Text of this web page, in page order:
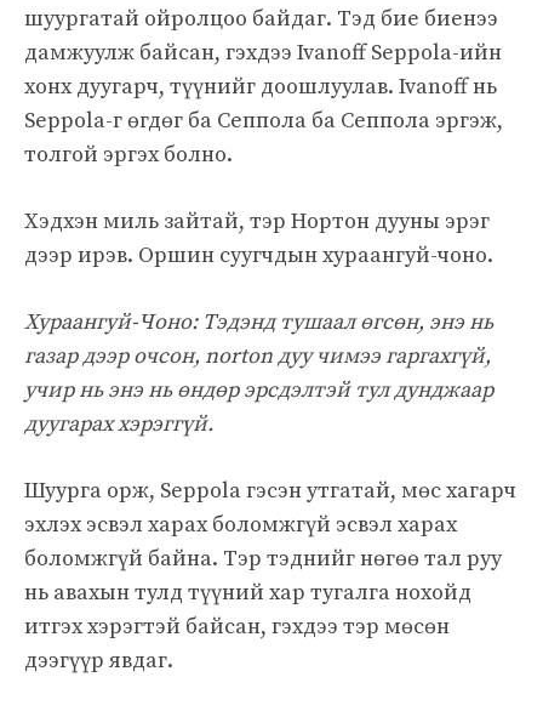
шуургатай ойролцоо байдаг. Тэд бие биенээ
дамжуулж байсан, гэхдээ Ivanoff Seppola-ийн
хонх дуугарч, түүнийг доошлуулав. Ivanoff нь
Seppola-г өгдөг ба Сеппола ба Сеппола эргэж,
толгой эргэх болно.
Хэдхэн миль зайтай, тэр Нортон дууны эрэг
дээр ирэв. Оршин суугчдын хураангуй-чоно.
Хураангуй-Чоно: Тэдэнд тушаал өгсөн, энэ нь
газар дээр очсон, norton дуу чимээ гаргахгүй,
учир нь энэ нь өндөр эрсдэлтэй тул дунджаар
дуугарах хэрэггүй.
Шуурга орж, Seppola гэсэн утгатай, мөс хагарч
эхлэх эсвэл харах боломжгүй эсвэл харах
боломжгүй байна. Тэр тэднийг нөгөө тал руу
нь авахын тулд түүний хар тугалга нохойд
итгэх хэрэгтэй байсан, гэхдээ тэр мөсөн
дээгүүр явдаг.